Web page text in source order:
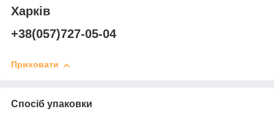
Харків
+38(057)727-05-04
Приховати
Спосіб упаковки